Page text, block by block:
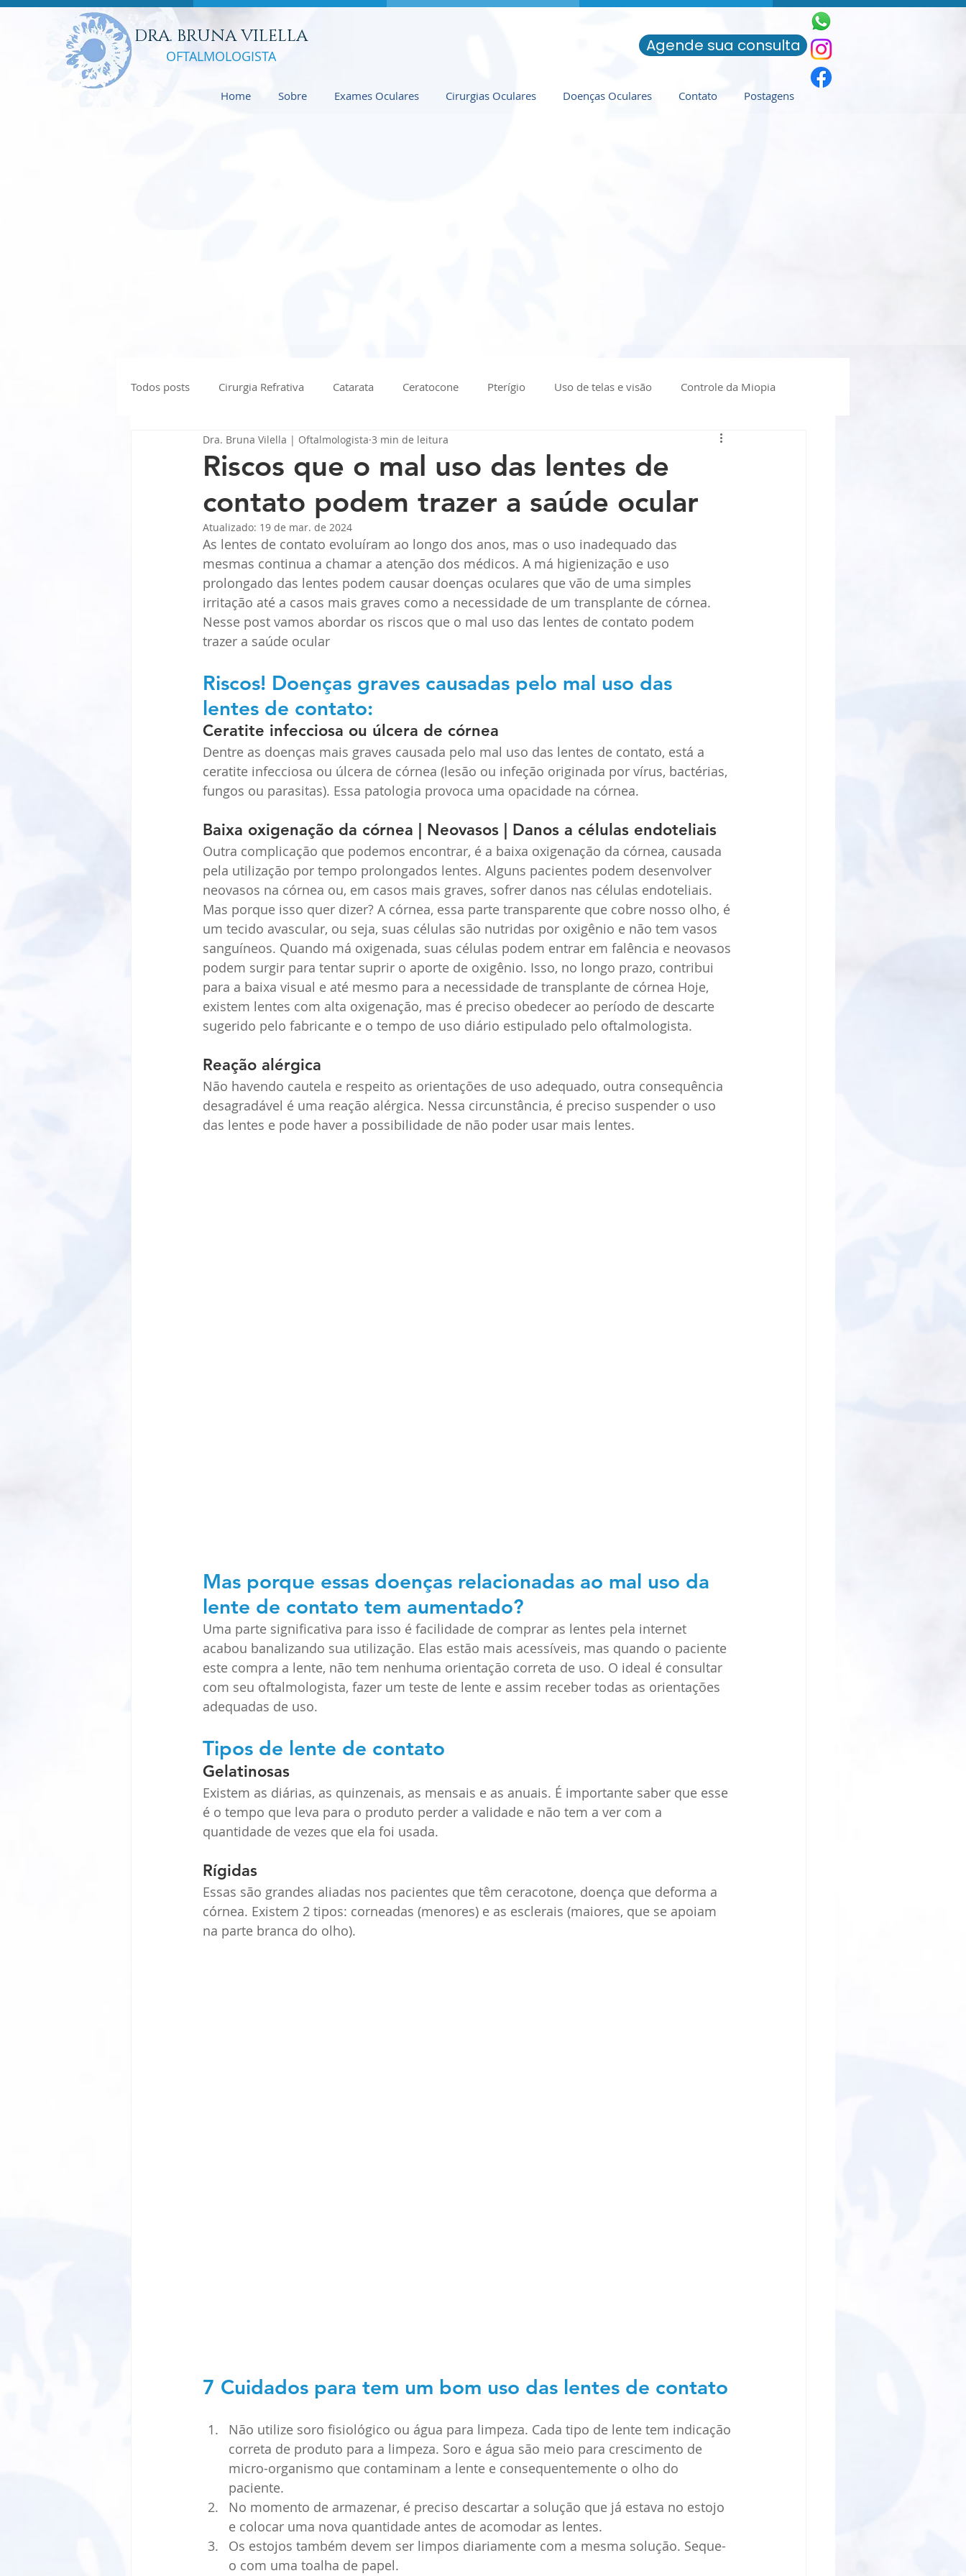
DRA. BRUNA VILELLA
OFTALMOLOGISTA
Agende sua consulta
Home Sobre Exames Oculares Cirurgias Oculares Doenças Oculares Contato Postagens
Todos posts Cirurgia Refrativa Catarata Ceratocone Pterígio Uso de telas e visão Controle da Miopia
Olhos Vermelhos Flashes e Mosca Volante Tipos de grau Lente de Contato
Extensão de Cílios Saúde Ocular Glaucoma Retina Calázio
Riscos que o mal uso das lentes de
contato podem trazer a saúde ocular
Dra. Bruna Vilella | Oftalmologista 3 min de leitura
Atualizado: 19 de mar. de 2024
As lentes de contato evoluíram ao longo dos anos, mas o uso inadequado das
mesmas continua a chamar a atenção dos médicos. A má higienização e uso
prolongado das lentes podem causar doenças oculares que vão de uma simples
irritação até a casos mais graves como a necessidade de um transplante de córnea.
Nesse post vamos abordar os riscos que o mal uso das lentes de contato podem
trazer a saúde ocular
Riscos! Doenças graves causadas pelo mal uso das
lentes de contato:
Ceratite infecciosa ou úlcera de córnea
Dentre as doenças mais graves causada pelo mal uso das lentes de contato, está a
ceratite infecciosa ou úlcera de córnea (lesão ou infeção originada por vírus, bactérias,
fungos ou parasitas). Essa patologia provoca uma opacidade na córnea.
Baixa oxigenação da córnea | Neovasos | Danos a células endoteliais
Outra complicação que podemos encontrar, é a baixa oxigenação da córnea, causada
pela utilização por tempo prolongados lentes. Alguns pacientes podem desenvolver
neovasos na córnea ou, em casos mais graves, sofrer danos nas células endoteliais.
Mas porque isso quer dizer? A córnea, essa parte transparente que cobre nosso olho, é
um tecido avascular, ou seja, suas células são nutridas por oxigênio e não tem vasos
sanguíneos. Quando má oxigenada, suas células podem entrar em falência e neovasos
podem surgir para tentar suprir o aporte de oxigênio. Isso, no longo prazo, contribui
para a baixa visual e até mesmo para a necessidade de transplante de córnea Hoje,
existem lentes com alta oxigenação, mas é preciso obedecer ao período de descarte
sugerido pelo fabricante e o tempo de uso diário estipulado pelo oftalmologista.
Reação alérgica
Não havendo cautela e respeito as orientações de uso adequado, outra consequência
desagradável é uma reação alérgica. Nessa circunstância, é preciso suspender o uso
das lentes e pode haver a possibilidade de não poder usar mais lentes.
Mas porque essas doenças relacionadas ao mal uso da
lente de contato tem aumentado?
Uma parte significativa para isso é facilidade de comprar as lentes pela internet
acabou banalizando sua utilização. Elas estão mais acessíveis, mas quando o paciente
este compra a lente, não tem nenhuma orientação correta de uso. O ideal é consultar
com seu oftalmologista, fazer um teste de lente e assim receber todas as orientações
adequadas de uso.
Tipos de lente de contato
Gelatinosas
Existem as diárias, as quinzenais, as mensais e as anuais. É importante saber que esse
é o tempo que leva para o produto perder a validade e não tem a ver com a
quantidade de vezes que ela foi usada.
Rígidas
Essas são grandes aliadas nos pacientes que têm ceracotone, doença que deforma a
córnea. Existem 2 tipos: corneadas (menores) e as esclerais (maiores, que se apoiam
na parte branca do olho).
7 Cuidados para tem um bom uso das lentes de contato
Não utilize soro fisiológico ou água para limpeza. Cada tipo de lente tem indicação
correta de produto para a limpeza. Soro e água são meio para crescimento de
micro-organismo que contaminam a lente e consequentemente o olho do
paciente.
No momento de armazenar, é preciso descartar a solução que já estava no estojo
e colocar uma nova quantidade antes de acomodar as lentes.
Os estojos também devem ser limpos diariamente com a mesma solução. Seque-
o com uma toalha de papel.